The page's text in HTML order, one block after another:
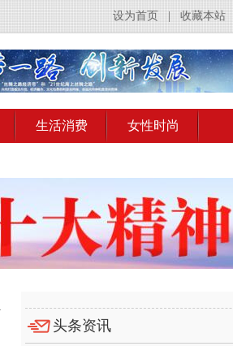
收藏本站
设为首页
生活消费 女性时尚
头条资讯